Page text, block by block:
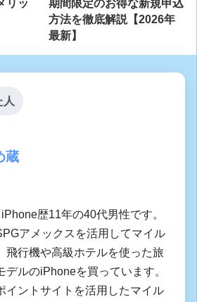
リッ
期間限定のお得な新規申込
方法を徹底解説【2026年
最新】
人
蔵
歴11年の40代男性です。
アメックスを活用してマイル
飛行機や高級ホテルを使った旅
デルのiPhoneを買っています。
イントサイトを活用したマイル